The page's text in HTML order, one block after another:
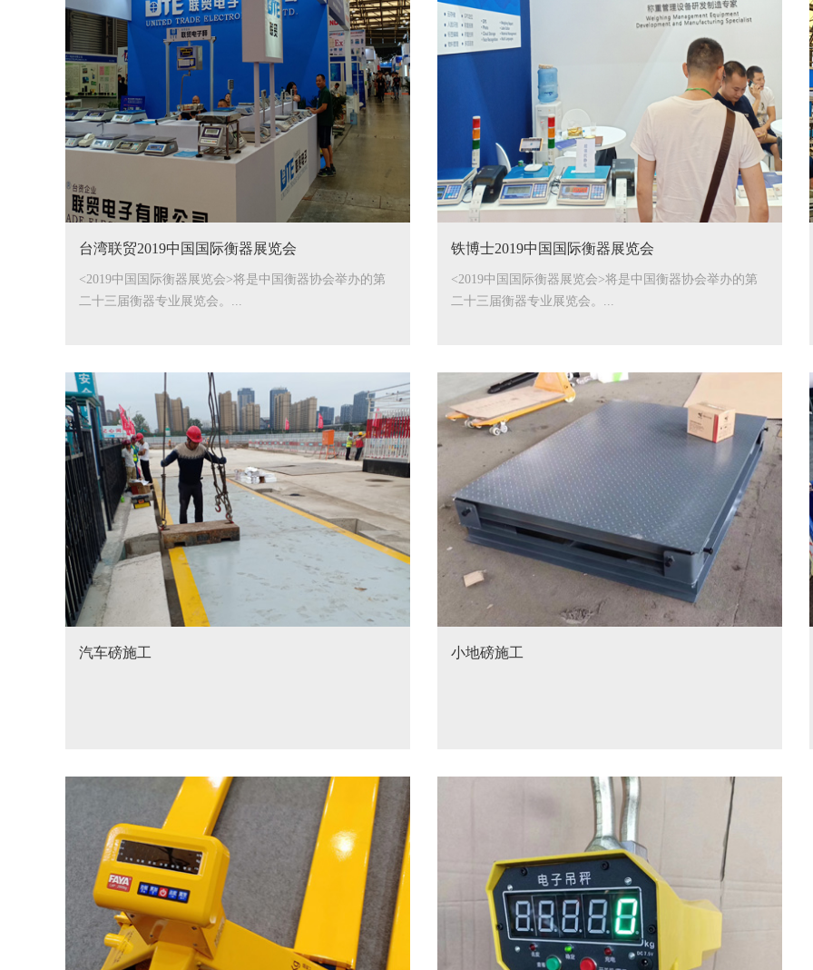
台湾联贸2019中国国际衡器展览会
<2019中国国际衡器展览会>将是中国衡器协会举办的第
二十三届衡器专业展览会。...
铁博士2019中国国际衡器展览会
<2019中国国际衡器展览会>将是中国衡器协会举办的第
二十三届衡器专业展览会。...
汽车磅施工 小地磅施工